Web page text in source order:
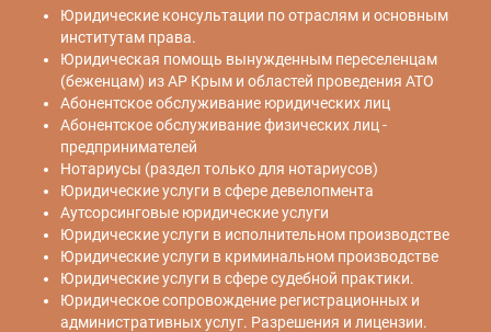
Юридические консультации по отраслям и основным
институтам права.
Юридическая помощь вынужденным переселенцам
(беженцам) из АР Крым и областей проведения АТО
Абонентское обслуживание юридических лиц
Абонентское обслуживание физических лиц -
предпринимателей
Нотариусы (раздел только для нотариусов)
Юридические услуги в сфере девелопмента
Аутсорсинговые юридические услуги
Юридические услуги в исполнительном производстве
Юридические услуги в криминальном производстве
Юридические услуги в сфере судебной практики.
Юридическое сопровождение регистрационных и
административных услуг. Разрешения и лицензии.